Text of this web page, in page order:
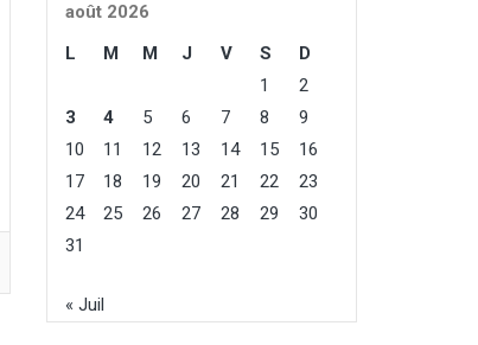
août 2026
L
M M J V S
D
1
2
3
4 5 6 7 8
9
10
11 12 13 14 15
16
17
18 19 20 21 22
23
24
25 26 27 28 29
30
31
« Juil